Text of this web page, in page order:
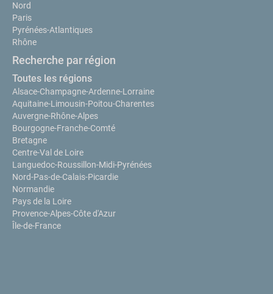
Nord
Paris
Pyrénées-Atlantiques
Rhône
Recherche par région
Toutes les régions
Alsace-Champagne-Ardenne-Lorraine
Aquitaine-Limousin-Poitou-Charentes
Auvergne-Rhône-Alpes
Bourgogne-Franche-Comté
Bretagne
Centre-Val de Loire
Languedoc-Roussillon-Midi-Pyrénées
Nord-Pas-de-Calais-Picardie
Normandie
Pays de la Loire
Provence-Alpes-Côte d'Azur
Île-de-France